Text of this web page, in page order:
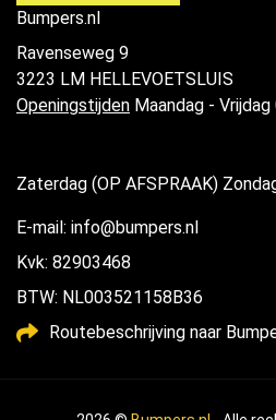
Bumpers.nl
Ravenseweg 9
3223 LM HELLEVOETSLUIS
Openingstijden Maandag -
Zaterdag (OP AFSPRAAK)
E-mail: info@bumpers.nl
Kvk: 82903468
BTW: NL003521158B36
Routebeschrijving naar